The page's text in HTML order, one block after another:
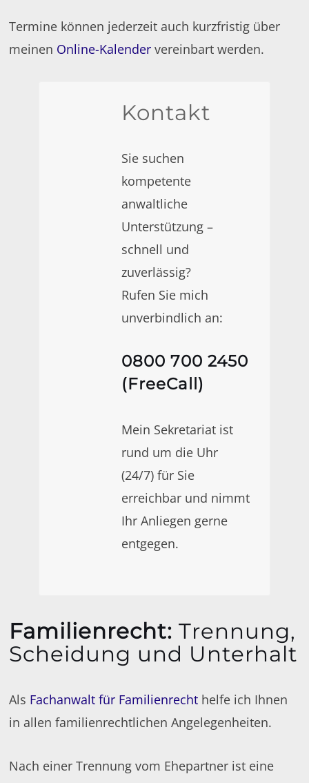
Termine können jederzeit auch kurzfristig über
meinen Online-Kalender vereinbart werden.
Kontakt
Sie suchen
kompetente
anwaltliche
Unterstützung –
schnell und
zuverlässig?
Rufen Sie mich
unverbindlich an:
0800 700 2450
(FreeCall)
Mein Sekretariat ist
rund um die Uhr
(24/7) für Sie
erreichbar und nimmt
Ihr Anliegen gerne
entgegen.
Familienrecht: Trennung,
Scheidung und Unterhalt
Als Fachanwalt für Familienrecht helfe ich Ihnen
in allen familienrechtlichen Angelegenheiten.
Nach einer Trennung vom Ehepartner ist eine